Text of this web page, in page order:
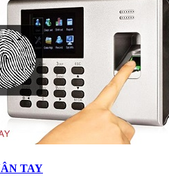
TAY